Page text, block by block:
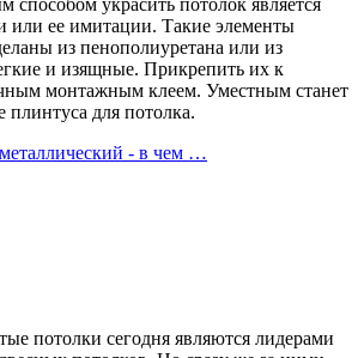
способом украсить потолок является
или ее имитации. Такие элементы
из пенополиуретана или из
и изящные. Прикрепить их к
монтажным клеем. Уместным станет
плинтуса для потолка.
- в чем …
потолки сегодня являются лидерами